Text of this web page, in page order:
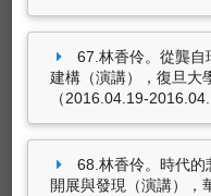
67.林香伶。從龔
建構（演講），復旦大
（2016.04.19-
68.林香伶。時代
開展與發現（演講），